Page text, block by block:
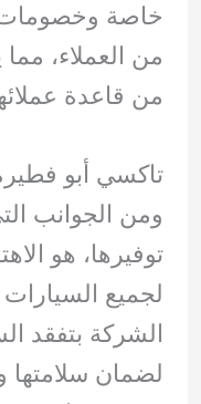
خاصة
من العملاء،
من قاعدة
تاكسي أبو
ومن الجوانب
توفيرها، هو
لجميع
الشركة بتفقد
لضمان سلامتها